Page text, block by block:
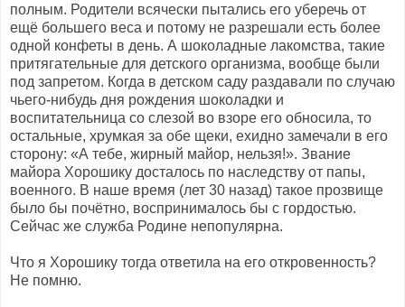
полным. Родители всячески пытались его уберечь от
ещё большего веса и потому не разрешали есть более
одной конфеты в день. А шоколадные лакомства, такие
притягательные для детского организма, вообще были
под запретом. Когда в детском саду раздавали по случаю
чьего-нибудь дня рождения шоколадки и
воспитательница со слезой во взоре его обносила, то
остальные, хрумкая за обе щеки, ехидно замечали в его
сторону: «А тебе, жирный майор, нельзя!». Звание
майора Хорошику досталось по наследству от папы,
военного. В наше время (лет 30 назад) такое прозвище
было бы почётно, воспринималось бы с гордостью.
Сейчас же служба Родине непопулярна.
Что я Хорошику тогда ответила на его откровенность?
Не помню.